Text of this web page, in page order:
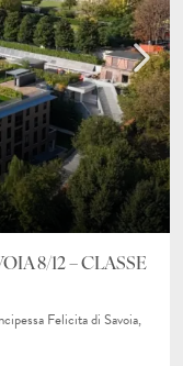
8/12 – CLASSE
Felicita di Savoia,